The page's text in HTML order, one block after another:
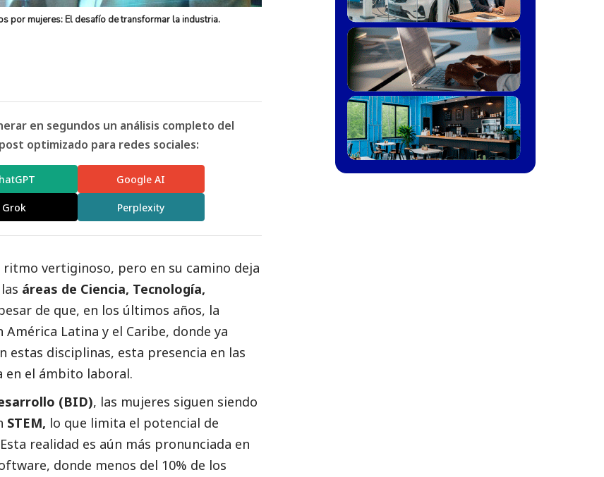
por mujeres: El desafío de transformar la industria.
en segundos un análisis completo del
optimizado para redes sociales:
Google AI
Grok Perplexity
vertiginoso, pero en su camino deja
áreas de Ciencia, Tecnología,
de que, en los últimos años, la
Latina y el Caribe, donde ya
estas disciplinas, esta presencia en las
en el ámbito laboral.
(BID), las mujeres siguen siendo
STEM, lo que limita el potencial de
realidad es aún más pronunciada en
donde menos del 10% de los